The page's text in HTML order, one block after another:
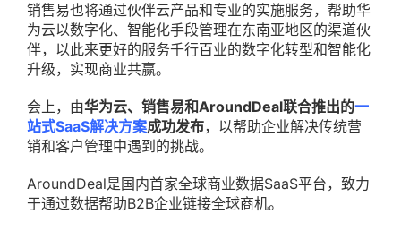
销售易也将通过伙伴云产品和专业的实施服务，帮助华
为云以数字化、智能化手段管理在东南亚地区的渠道伙
伴，以此来更好的服务千行百业的数字化转型和智能化
升级，实现商业共赢。
会上，由华为云、销售易和AroundDeal联合推出的一
站式SaaS解决方案成功发布，以帮助企业解决传统营
销和客户管理中遇到的挑战。
AroundDeal是国内首家全球商业数据SaaS平台，致力
于通过数据帮助B2B企业链接全球商机。